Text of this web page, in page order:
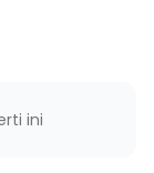
ini